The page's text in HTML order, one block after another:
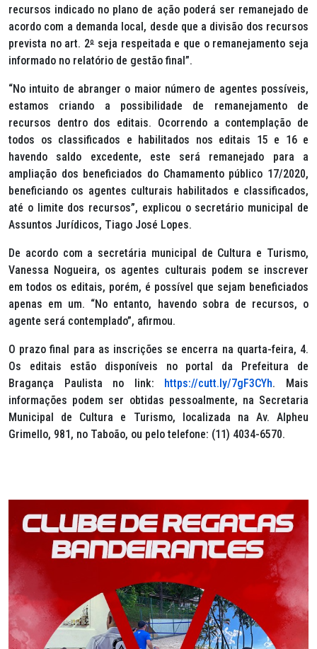
recursos indicado no plano de ação poderá ser remanejado de
acordo com a demanda local, desde que a divisão dos recursos
prevista no art. 2ºseja respeitada e que o remanejamento seja
informado no relatório de gestão final”.
“No intuito de abranger o maior número de agentes possíveis,
estamos criando a possibilidade de remanejamento de
recursos dentro dos editais. Ocorrendo a contemplação de
todos os classificados e habilitados nos editais 15 e 16 e
havendo saldo excedente, este será remanejado para a
ampliação dos beneficiados do Chamamento público 17/2020,
beneficiando os agentes culturais habilitados e classificados,
até o limite dos recursos”, explicou o secretário municipal de
Assuntos Jurídicos, Tiago José Lopes.
De acordo com a secretária municipal de Cultura e Turismo,
Vanessa Nogueira, os agentes culturais podem se inscrever
em todos os editais, porém, é possível que sejam beneficiados
apenas em um. “No entanto, havendo sobra de recursos, o
agente será contemplado”, afirmou.
O prazo final para as inscrições se encerra na quarta-feira, 4.
Os editais estão disponíveis no portal da Prefeitura de
Bragança Paulista no link: https://cutt.ly/7gF3CYh. Mais
informações podem ser obtidas pessoalmente, na Secretaria
Municipal de Cultura e Turismo, localizada na Av. Alpheu
Grimello, 981, no Taboão, ou pelo telefone: (11) 4034-6570.